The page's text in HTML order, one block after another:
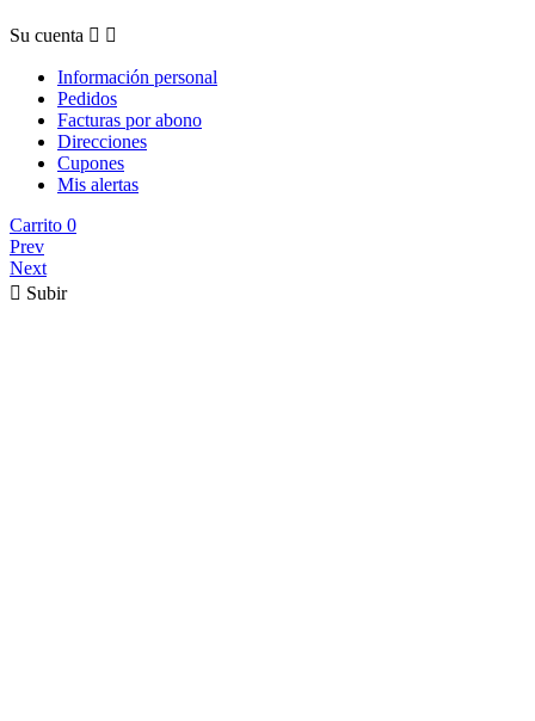
Su cuenta  
Información personal
Pedidos
Facturas por abono
Direcciones
Cupones
Mis alertas
Carrito 0
Prev
Next
 Subir